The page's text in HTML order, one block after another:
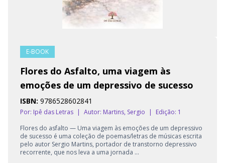
E-BOOK
Flores do Asfalto, uma viagem às
emoções de um depressivo de sucesso
ISBN: 9786528602841
Por: Ipê das Letras | Autor: Martins, Sergio |
Edição: 1
Flores do asfalto — Uma viagem às emoções de um depressivo
de sucesso é uma coleção de poemas/letras de músicas escrita
pelo autor Sergio Martins, portador de transtorno depressivo
recorrente, que nos leva a uma jornada ...